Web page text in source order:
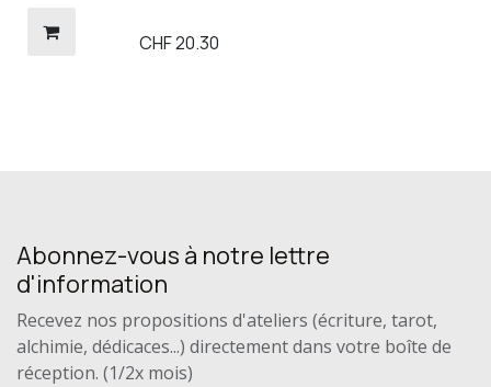
CHF20.30
Abonnez-vous à notre lettre
d'information
Recevez nos propositions d'ateliers (écriture, tarot,
alchimie, dédicaces...) directement dans votre boîte de
réception. (1/2x mois)